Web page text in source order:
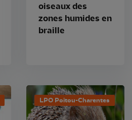
oiseaux des
zones humides en
braille
LPO Poitou-Charentes